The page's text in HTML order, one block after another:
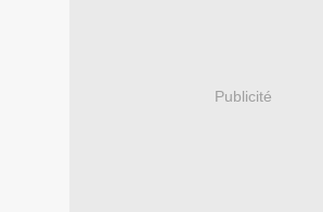
Publicité